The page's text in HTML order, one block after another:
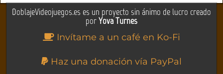
DoblajeVideojuegos.es es un proyecto sin ánimo de lucro creado
porYova Turnes
Invítame a un café en Ko-Fi
Haz una donación vía PayPal